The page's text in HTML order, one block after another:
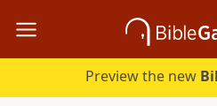
Preview the new